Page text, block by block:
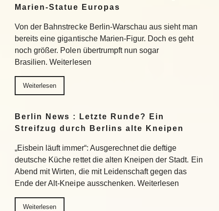
Marien-Statue Europas
Von der Bahnstrecke Berlin-Warschau aus sieht man
bereits eine gigantische Marien-Figur. Doch es geht
noch größer. Polen übertrumpft nun sogar
Brasilien. Weiterlesen
Weiterlesen
Berlin News : Letzte Runde? Ein
Streifzug durch Berlins alte Kneipen
„Eisbein läuft immer“: Ausgerechnet die deftige
deutsche Küche rettet die alten Kneipen der Stadt. Ein
Abend mit Wirten, die mit Leidenschaft gegen das
Ende der Alt-Kneipe ausschenken. Weiterlesen
Weiterlesen